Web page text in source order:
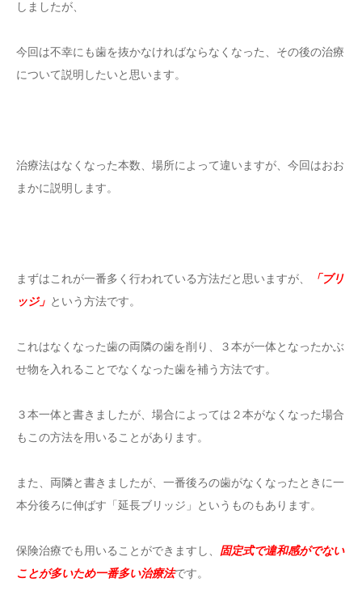
しましたが、
今回は不幸にも歯を抜かなければならなくなった、その後の治療
について説明したいと思います。
治療法はなくなった本数、場所によって違いますが、今回はおお
まかに説明します。
まずはこれが一番多く行われている方法だと思いますが、
「ブリ
ッジ」 という方法です。
これはなくなった歯の両隣の歯を削り、３本が一体となったかぶ
せ物を入れることでなくなった歯を補う方法です。
３本一体と書きましたが、場合によっては２本がなくなった場合
もこの方法を用いることがあります。
また、両隣と書きましたが、一番後ろの歯がなくなったときに一
本分後ろに伸ばす「延長ブリッジ」というものもあります。
保険治療でも用いることができますし、 固定式で違和感がでない
ことが多いため一番多い治療法です。